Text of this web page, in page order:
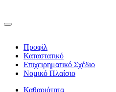
Προφίλ
Καταστατικό
Επιχειρηματικό Σχέδιο
Νομικό Πλαίσιο
Καθαριότητα